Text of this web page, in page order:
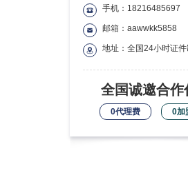
手机：18216485697
邮箱：aawwkk5858
地址：全国24小时证
全国诚邀合作
0代理费 0加